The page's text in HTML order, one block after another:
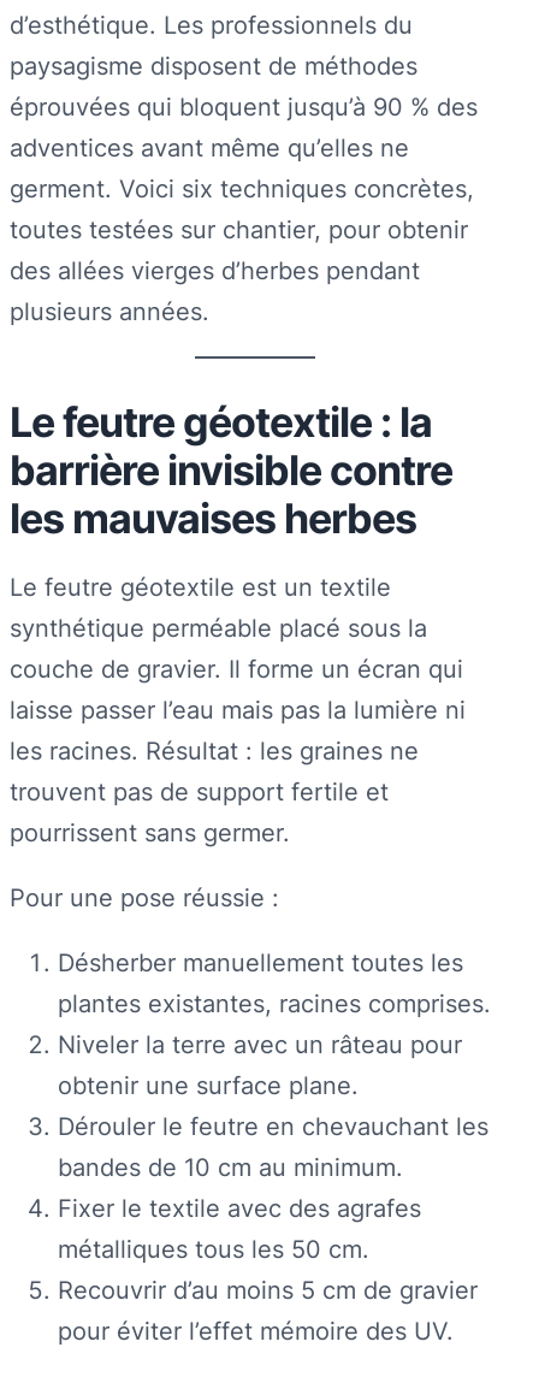
d’esthétique. Les professionnels du
paysagisme disposent de méthodes
éprouvées qui bloquent jusqu’à 90 % des
adventices avant même qu’elles ne
germent. Voici six techniques concrètes,
toutes testées sur chantier, pour obtenir
des allées vierges d’herbes pendant
plusieurs années.
Le feutre géotextile : la
barrière invisible contre
les mauvaises herbes
Le feutre géotextile est un textile
synthétique perméable placé sous la
couche de gravier. Il forme un écran qui
laisse passer l’eau mais pas la lumière ni
les racines. Résultat : les graines ne
trouvent pas de support fertile et
pourrissent sans germer.
Pour une pose réussie :
Désherber manuellement toutes les
plantes existantes, racines comprises.
Niveler la terre avec un râteau pour
obtenir une surface plane.
Dérouler le feutre en chevauchant les
bandes de 10 cm au minimum.
Fixer le textile avec des agrafes
métalliques tous les 50 cm.
Recouvrir d’au moins 5 cm de gravier
pour éviter l’effet mémoire des UV.